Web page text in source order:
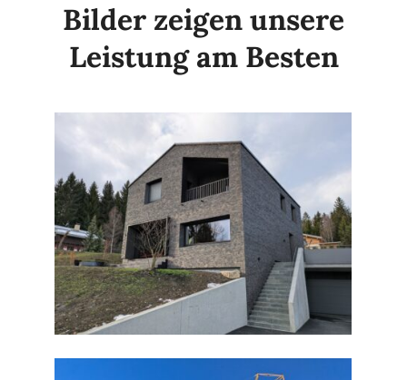
Bilder zeigen unsere
Leistung am Besten